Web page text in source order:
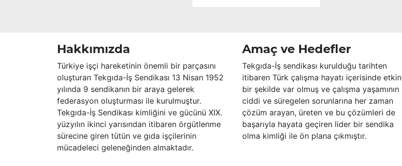
Hakkımızda
Türkiye işçi hareketinin önemli bir parçasını
oluşturan Tekgıda-İş Sendikası 13 Nisan 1952
yılında 9 sendikanın bir araya gelerek
federasyon oluşturması ile kurulmuştur.
Tekgıda-İş Sendikası kimliğini ve gücünü XIX.
yüzyılın ikinci yarısından itibaren örgütlenme
sürecine giren tütün ve gıda işçilerinin
mücadeleci geleneğinden almaktadır.
Amaç ve Hedefler
Tekgıda-İş sendikası kurulduğu tarihten
itibaren Türk çalışma hayatı içerisinde etkin
bir şekilde var olmuş ve çalışma yaşamının
ciddi ve süregelen sorunlarına her zaman
çözüm arayan, üreten ve bu çözümleri de
başarıyla hayata geçiren lider bir sendika
olma kimliği ile ön plana çıkmıştır.